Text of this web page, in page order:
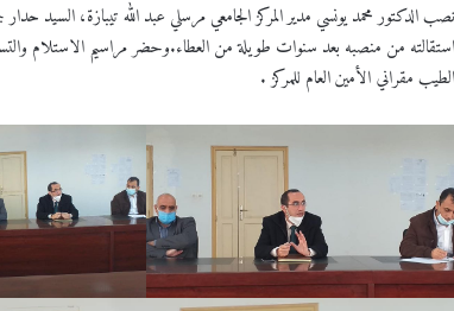
نصب الدكتور محمد يونسي مدير المركز الجامعي مرسلي عبد الله تيبازة، السيد
استقالته من منصبه بعد سنوات طويلة من العطاء.وحضر مراسيم الاستلام
الطيب مقراني الأمين العام للمركز .